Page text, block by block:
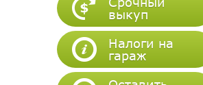
выкуп
Налоги на
гараж